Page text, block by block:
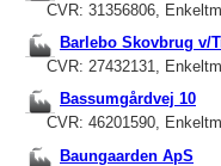
CVR: 31356806,
Barlebo Skovbrug v/
CVR: 27432131,
Bassumgårdvej 10
CVR: 46201590,
Baungaarden ApS